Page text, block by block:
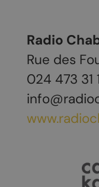
Radio
Rue des
024 473 31